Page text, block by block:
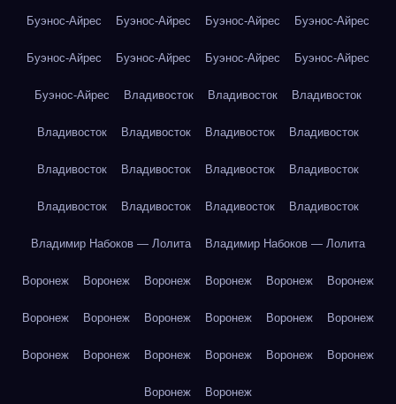
Буэнос-Айрес Буэнос-Айрес Буэнос-Айрес Буэнос-Айрес
Буэнос-Айрес Буэнос-Айрес Буэнос-Айрес Буэнос-Айрес
Буэнос-Айрес Владивосток Владивосток Владивосток
Владивосток Владивосток Владивосток Владивосток
Владивосток Владивосток Владивосток Владивосток
Владивосток Владивосток Владивосток Владивосток
Владимир Набоков — Лолита Владимир Набоков — Лолита
Воронеж Воронеж Воронеж Воронеж Воронеж Воронеж
Воронеж Воронеж Воронеж Воронеж Воронеж Воронеж
Воронеж Воронеж Воронеж Воронеж Воронеж Воронеж
Воронеж Воронеж